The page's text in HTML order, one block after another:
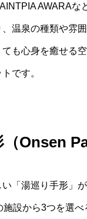
AWARA
温泉の種類や雰
も心身を癒せる
です。
Onsen
「湯巡り手形」
施設から3つを選